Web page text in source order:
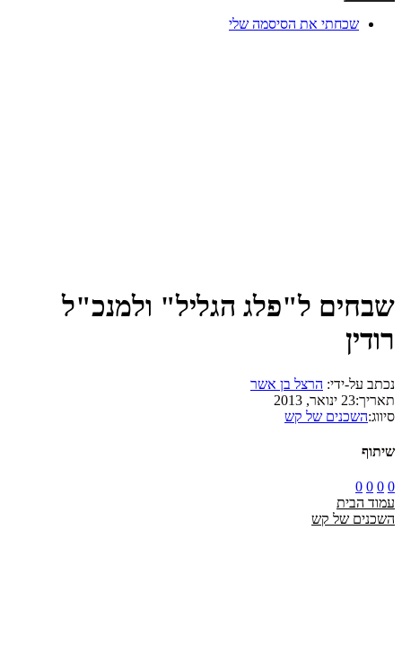
שכחתי את הסיסמה שלי
שבחים ל"פלג הגליל" ולמנכ"ל
רודין
נכתב על-ידי: הרצל בן אשר
תאריך:23 ינואר, 2013
סיווג:השכנים של קש
שיתוף
0
0
0
0
עמוד הבית
השכנים של קש